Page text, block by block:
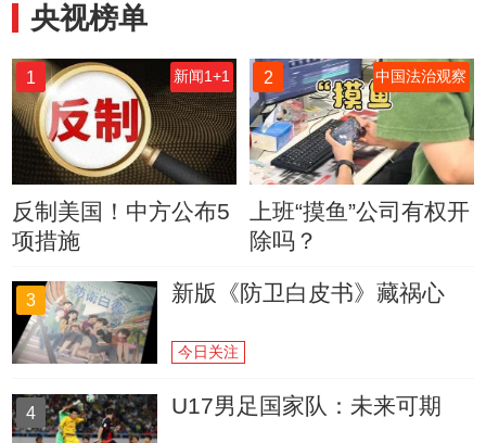
央视榜单
1 新闻1+1
反制美国！中方公布5
项措施
2 中国法治观察
上班“摸鱼”公司有权开
除吗？
3 新版《防卫白皮书》藏祸心
今日关注
4 U17男足国家队：未来可期